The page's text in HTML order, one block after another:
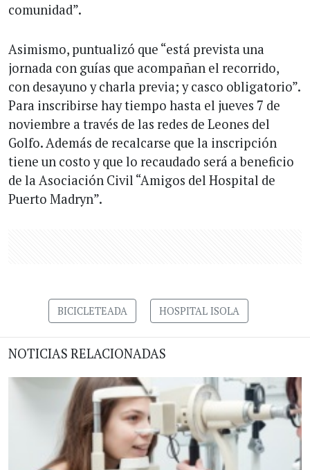
comunidad”.
Asimismo, puntualizó que “está prevista una
jornada con guías que acompañan el recorrido,
con desayuno y charla previa; y casco obligatorio”.
Para inscribirse hay tiempo hasta el jueves 7 de
noviembre a través de las redes de Leones del
Golfo. Además de recalcarse que la inscripción
tiene un costo y que lo recaudado será a beneficio
de la Asociación Civil “Amigos del Hospital de
Puerto Madryn”.
BICICLETEADA HOSPITAL ISOLA
NOTICIAS RELACIONADAS